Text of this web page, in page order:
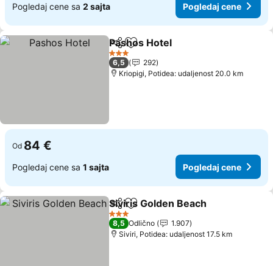
Pogledaj cene sa 2 sajta Pogledaj cene
Deli Dodati u favorite
Pashos Hotel
3 Zvezdice
6,5
292
Kriopigi, Potidea: udaljenost 20.0 km
Od 84 €
Pogledaj cene sa 1 sajta Pogledaj cene
Deli Dodati u favorite
Siviris Golden Beach
3 Zvezdice
8,5 Odlično
1.907
Siviri, Potidea: udaljenost 17.5 km